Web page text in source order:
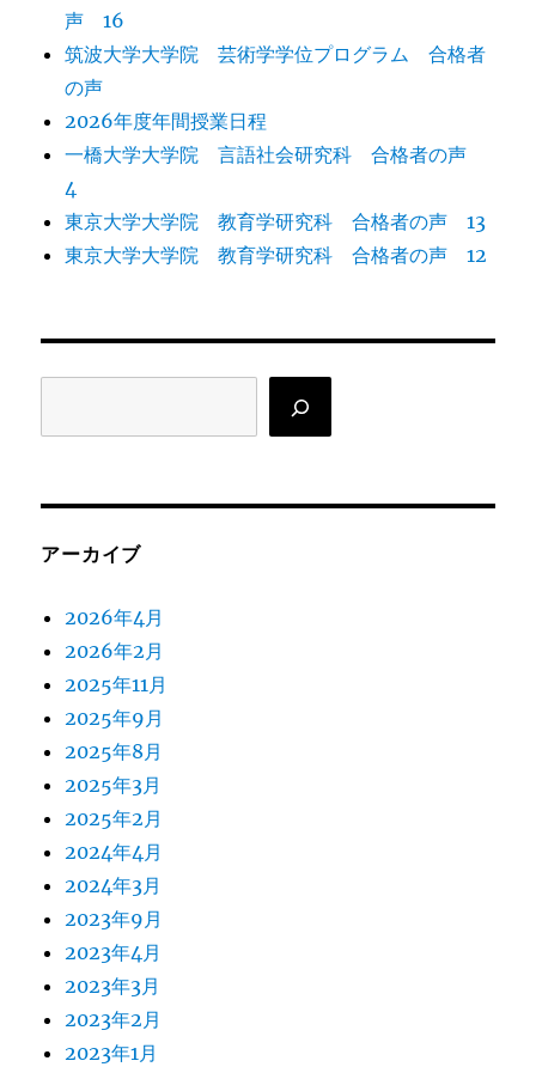
声 16
筑波大学大学院 芸術学学位プログラム 合格者
の声
2026年度年間授業日程
一橋大学大学院 言語社会研究科 合格者の声
4
東京大学大学院 教育学研究科 合格者の声 13
東京大学大学院 教育学研究科 合格者の声 12
アーカイブ
2026年4月
2026年2月
2025年11月
2025年9月
2025年8月
2025年3月
2025年2月
2024年4月
2024年3月
2023年9月
2023年4月
2023年3月
2023年2月
2023年1月